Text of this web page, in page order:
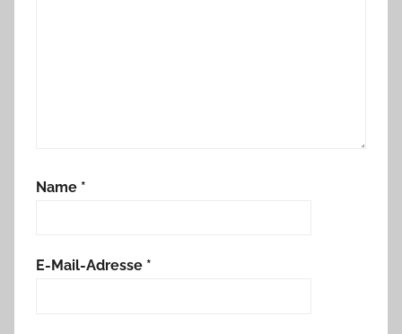
Name *
E-Mail-Adresse *